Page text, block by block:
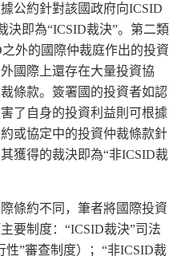
公約針對該國政府向ICSID
決即為“ICSID裁決”。第二類
外的國際仲裁庭作出的投資
國際上還存在大量投資協
條款。簽署國的投資者如認
了自身的投資利益則可根據
或協定中的投資仲裁條款針
獲得的裁決即為“非ICSID裁
條約不同，筆者將國際投資
要制度：“ICSID裁決”司法
”審查制度）；“非ICSID裁